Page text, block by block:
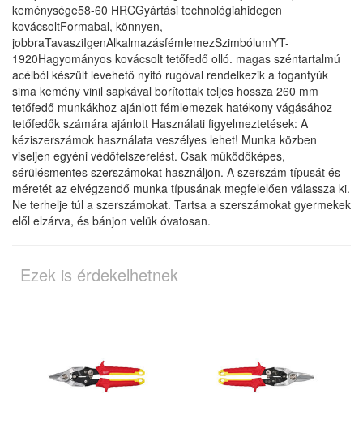
keménysége58-60 HRCGyártási technológiahidegen
kovácsoltFormabal, könnyen,
jobbraTavasziIgenAlkalmazásfémlemezSzimbólumYT-
1920Hagyományos kovácsolt tetőfedő olló. magas széntartalmú
acélból készült levehető nyitó rugóval rendelkezik a fogantyúk
sima kemény vinil sapkával borítottak teljes hossza 260 mm
tetőfedő munkákhoz ajánlott fémlemezek hatékony vágásához
tetőfedők számára ajánlott Használati figyelmeztetések: A
kéziszerszámok használata veszélyes lehet! Munka közben
viseljen egyéni védőfelszerelést. Csak működőképes,
sérülésmentes szerszámokat használjon. A szerszám típusát és
méretét az elvégzendő munka típusának megfelelően válassza ki.
Ne terhelje túl a szerszámokat. Tartsa a szerszámokat gyermekek
elől elzárva, és bánjon velük óvatosan.
Ezek is érdekelhetnek